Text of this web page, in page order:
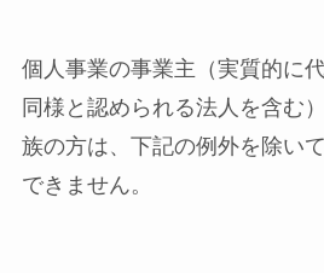
個人事業の事業主（実質的に
同様と認められる法人を含む
族の方は、下記の例外を除い
できません。